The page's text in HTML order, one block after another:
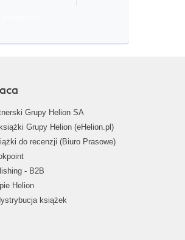
Grupy Helion SA
Grupy Helion (eHelion.pl)
do recenzji (Biuro Prasowe)
- B2B
Helion
książek